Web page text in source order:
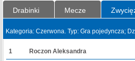
Drabinki Mecze
Kategoria: Czerwona. Typ: Gra pojedyncza;
1 Roczon Aleksandra